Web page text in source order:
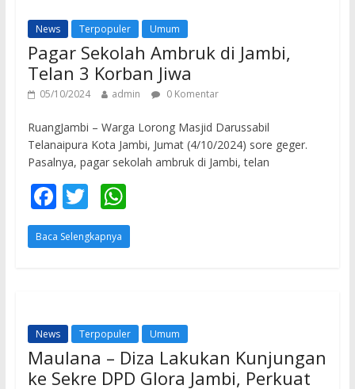
o
k
p
p
News Terpopuler Umum
Pagar Sekolah Ambruk di Jambi,
Telan 3 Korban Jiwa
05/10/2024 admin 0 Komentar
RuangJambi – Warga Lorong Masjid Darussabil
Telanaipura Kota Jambi, Jumat (4/10/2024) sore geger.
Pasalnya, pagar sekolah ambruk di Jambi, telan
F
ac
e
o
k
T
w
itt
W
h
at
p
p
Baca Selengkapnya
News Terpopuler Umum
Maulana – Diza Lakukan Kunjungan
ke Sekre DPD Glora Jambi, Perkuat